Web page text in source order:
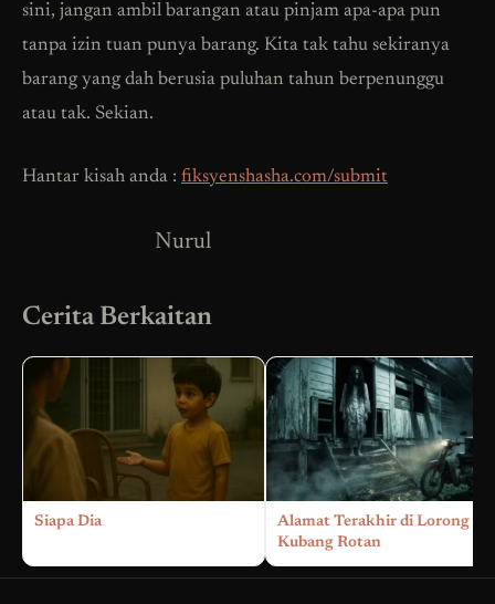
sini, jangan ambil barangan atau pinjam apa-apa pun
tanpa izin tuan punya barang. Kita tak tahu sekiranya
barang yang dah berusia puluhan tahun berpenunggu
atau tak. Sekian.
Hantar kisah anda : fiksyenshasha.com/submit
Nurul
Cerita Berkaitan
Siapa Dia
Alamat Terakhir di Lorong
Kubang Rotan